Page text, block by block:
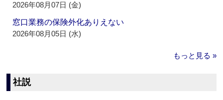
2026年08月07日 (金)
窓口業務の保険外化ありえない
2026年08月05日 (水)
もっと見る »
社説